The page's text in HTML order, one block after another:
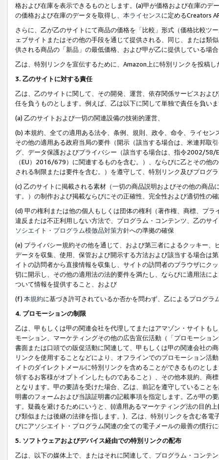
格および在庫を表示できるものとします。(a)甲が価格および在庫の
の価格および在庫のデータを取得し、 本ライセンスに定めるCreators
さらに、乙が乙のサイトにて商品の価格を「比較」形式（価格比較ツ
ェブサイトまたはその他の手段を通じて提供される、同じ、または類
供される商品の「新品」の最低価格、および甲が乙に提供している場
乙は、特別リンクを宣伝するために、Amazon上に特別リンクを投稿
3. 乙のサイトに対する責任
乙は、乙のサイトに関して、その開発、運営、依存関係サービスおよ
任を負うものとします。例えば、乙は以下に関して単独で責任を負い
(a) 乙のサイトおよび一切の関連設備の技術的運営、
(b) 本規約、全ての適用ある法令、条例、規則、政令、命令、ライセ
その他の適用ある政府当局の要件（開示（該当する場合は、米連邦取
グ、データ保護およびプライバシー（該当する場合は、指令2002/58/
（EU）2016/679）に関連するものを含む。）、ならびに乙とその他
される制限または要件を含む。）を遵守して、特別リンク及びプログ
(c) 乙のサイトに掲載される素材（一切の商品説明およびその他の商
す。）の制作および掲載ならびにその正確性、完全性および適切性の
(d) 甲の権利または他の個人もしくは団体の権利（著作権、商標、プ
違反または不正利用しない方法で、プログラム・コンテンツ、乙のサ
ソシエイト・プログラム模倣品対策方針への準拠の確保
(e) プライバシー規約その他を通じて、および第三者によるクッキー
データを収集、使用、保管および開示する方法および該当する場合は
イトの訪問者から直接情報を収集し、サイトの訪問者のブラウザにク
切に開示し、その他の適用法の法的要件を満たし、ならびに適用法に
ついて情報を提供すること、および
(f) 本規約に基づき許可されているか否かを問わず、乙によるプログ
4. プロモーションの制限
乙は、甲もしくは甲の関連会社を代理してまたはアマゾン・サイトも
モーション、マーケティングその他の広告宣伝活動（「プロモーショ
書面または口頭での販促活動に関連して、甲もしくは甲の関連会社の
リンクを使用することなどにより、オフラインでのプロモーション活
イトのダイレクトメールに特別リンクを含めることができるものとし
領するお客様がオプトインしたものであること）、その他本規約、商
となります。甲の要請を受けた場合、乙は、前記を遵守していること
明書のフォームおよび当該証明書の記載事項を指定します。乙が甲の
す。疑義を避けるためにいうと、(i)適用あるマーケティング法の目的
び類似または後継の法律を指します。)、乙は、特別リンクを含む各
びにアソシエイト・プログラム関連の全ての電子メールの最善の慣行
5. ソフトウェアおよびデバイス経由での特別リンクの配布
乙は、以下の媒体上で、またはそれに関連して、プログラム・コンテ